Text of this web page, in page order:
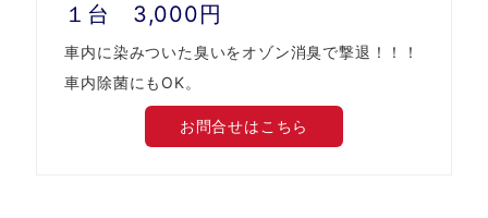
１台 3,000円
車内に染みついた臭いをオゾン消臭で撃退！！！
車内除菌にもOK。
お問合せはこちら